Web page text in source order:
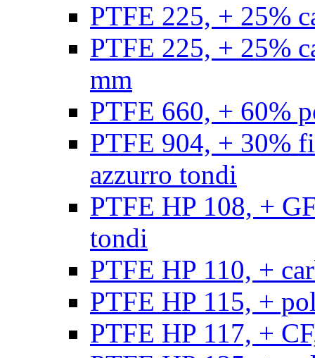
PTFE 225, + 25%
PTFE 225, + 25%
mm
PTFE 660, + 60%
PTFE 904, + 30%
azzurro tondi
PTFE HP 108, +
tondi
PTFE HP 110, +
PTFE HP 115, +
PTFE HP 117, +